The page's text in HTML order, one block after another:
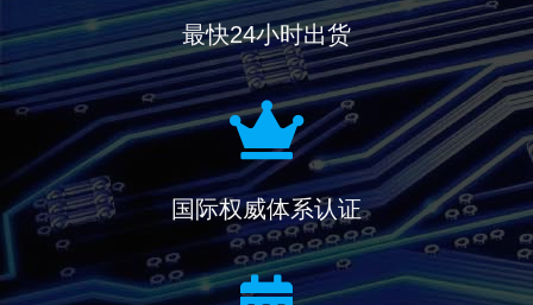
最快24小时出货
国际权威体系认证